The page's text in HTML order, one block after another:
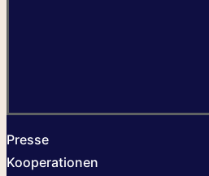
Presse
Kooperationen